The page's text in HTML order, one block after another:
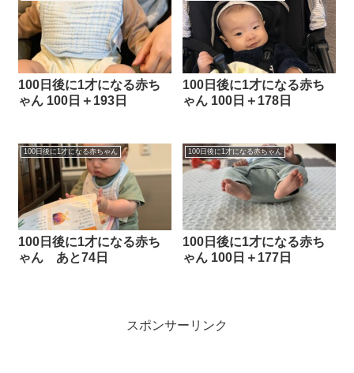
100日後に1才になる赤ち
ゃん 100日＋193日
100日後に1才になる赤ち
ゃん 100日＋178日
100日後に1才になる赤ちゃん
100日後に1才になる赤ち
ゃん あと74日
100日後に1才になる赤ちゃん
100日後に1才になる赤ち
ゃん 100日＋177日
スポンサーリンク